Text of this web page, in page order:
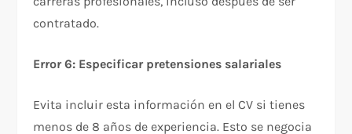
contratado.​
Error 6: Especificar pretensiones salariales
Evita incluir esta información en el CV si tienes
menos de 8 años de experiencia. Esto se negocia